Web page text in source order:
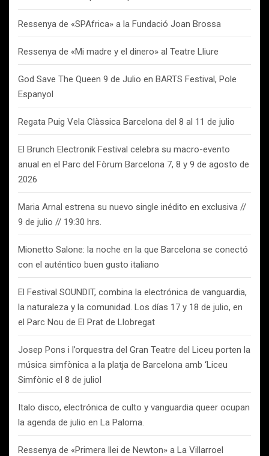
Ressenya de «SPAfrica» a la Fundació Joan Brossa
Ressenya de «Mi madre y el dinero» al Teatre Lliure
God Save The Queen 9 de Julio en BARTS Festival, Pole
Espanyol
Regata Puig Vela Clàssica Barcelona del 8 al 11 de julio
El Brunch Electronik Festival celebra su macro-evento
anual en el Parc del Fòrum Barcelona 7, 8 y 9 de agosto de
2026
Maria Arnal estrena su nuevo single inédito en exclusiva //
9 de julio // 19:30 hrs.
Mionetto Salone: la noche en la que Barcelona se conectó
con el auténtico buen gusto italiano
El Festival SOUNDIT, combina la electrónica de vanguardia,
la naturaleza y la comunidad. Los días 17 y 18 de julio, en
el Parc Nou de El Prat de Llobregat
Josep Pons i l’orquestra del Gran Teatre del Liceu porten la
música simfònica a la platja de Barcelona amb ‘Liceu
Simfònic el 8 de juliol
Italo disco, electrónica de culto y vanguardia queer ocupan
la agenda de julio en La Paloma.
Ressenya de «Primera llei de Newton» a La Villarroel